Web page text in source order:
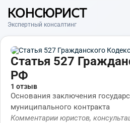
КОНСЮРИСТ
Экспертный консалтинг
Статья 527
РФ
1 отзыв
Основания заключения
муниципального контракта
Комментарии юристов,